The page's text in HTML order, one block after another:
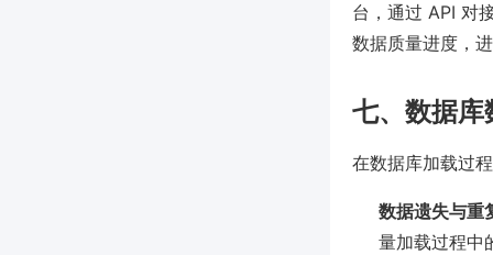
台，通过 API 对
数据质量进度，
七、数据库
在数据库加载过
数据遗失与重
量加载过程中